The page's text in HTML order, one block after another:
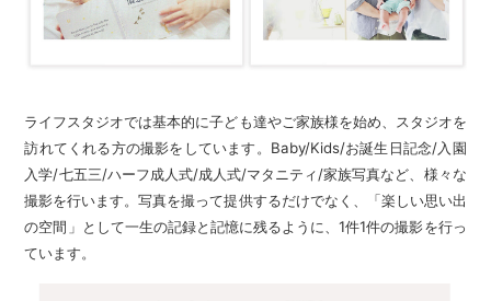
ライフスタジオでは基本的に子ども達やご家族様を始め、スタジオを
訪れてくれる方の撮影をしています。Baby/Kids/お誕生日記念/入園
入学/七五三/ハーフ成人式/成人式/マタニティ/家族写真など、様々な
撮影を行います。写真を撮って提供するだけでなく、「楽しい思い出
の空間」として一生の記録と記憶に残るように、1件1件の撮影を行っ
ています。